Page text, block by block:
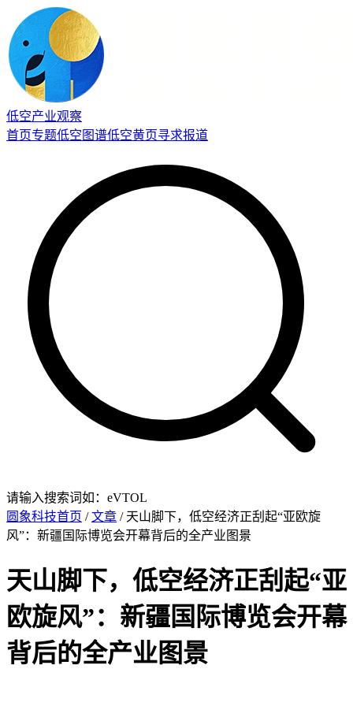
低空产业观察
首页专题低空图谱低空黄页寻求报道
请输入搜索词如：eVTOL
圆象科技首页 /文章 / 天山脚下，低空经济正刮起“亚欧旋
风”：新疆国际博览会开幕背后的全产业图景
天山脚下，低空经济正刮起“亚
欧旋风”：新疆国际博览会开幕
背后的全产业图景